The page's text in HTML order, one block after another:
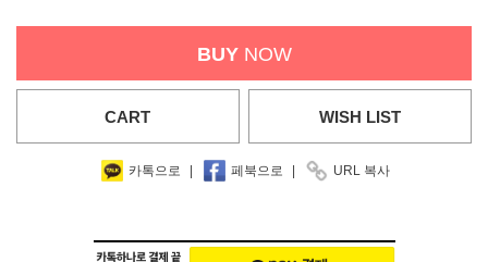
BUYNOW
CART WISH LIST
카톡으로 페북으로 URL 복사